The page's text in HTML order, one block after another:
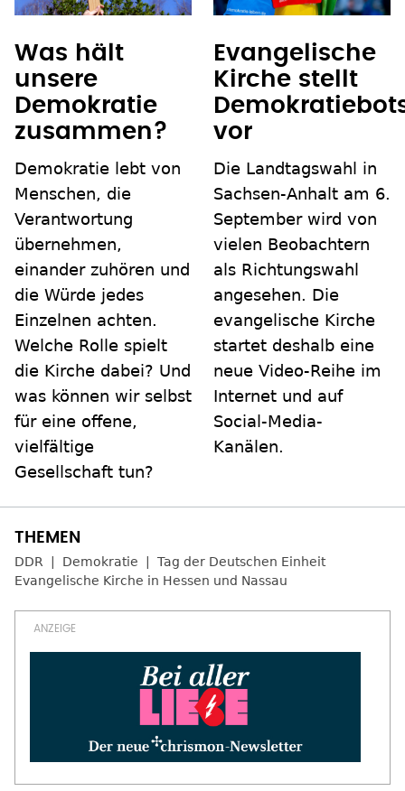
Was hält
unsere
Demokratie
zusammen?
Demokratie lebt von
Menschen, die
Verantwortung
übernehmen,
einander zuhören und
die Würde jedes
Einzelnen achten.
Welche Rolle spielt
die Kirche dabei? Und
was können wir selbst
für eine offene,
vielfältige
Gesellschaft tun?
Evangelische
Kirche stellt
vor
Die Landtagswahl in
Sachsen-Anhalt am 6.
September wird von
vielen Beobachtern
als Richtungswahl
angesehen. Die
evangelische Kirche
startet deshalb eine
neue Video-Reihe im
Internet und auf
Social-Media-
Kanälen.
DDR Demokratie
Tag der Deutschen Einheit
Evangelische Kirche in Hessen und Nassau